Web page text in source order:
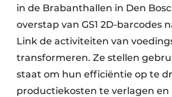
in de Brabanthallen in Den
overstap van GS1 2D-barcodes
Link de activiteiten van
transformeren. Ze stellen
staat om hun efficiëntie op te
productiekosten te verlagen